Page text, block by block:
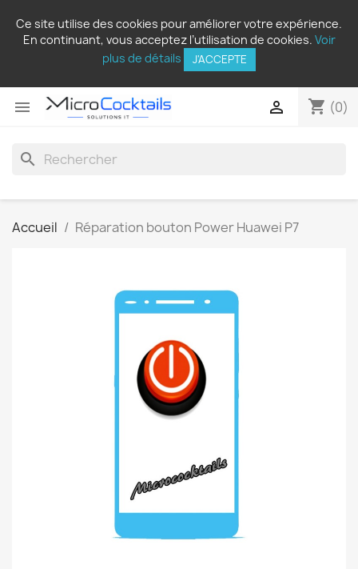
Ce site utilise des cookies pour améliorer votre expérience.
En continuant, vous acceptez l’utilisation de cookies. Voir
plus de détails
J'ACCEPTE
 shopping_cart (0)

search
Accueil Réparation bouton Power Huawei P7